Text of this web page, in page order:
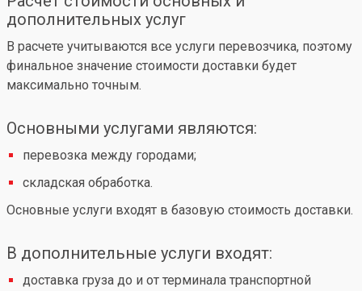
дополнительных услуг
В расчете учитываются все услуги перевозчика, поэтому
финальное значение стоимости доставки будет
максимально точным.
Основными услугами являются:
перевозка между городами;
складская обработка.
Основные услуги входят в базовую стоимость доставки.
В дополнительные услуги входят:
доставка груза до и от терминала транспортной